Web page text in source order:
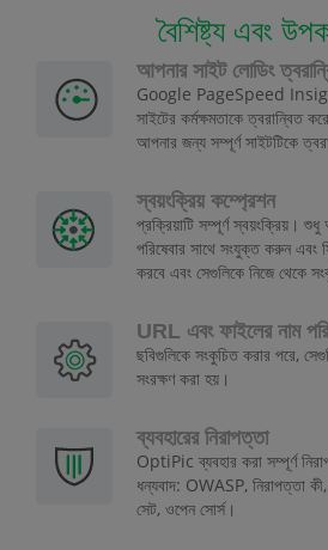
বৈশিষ্ট্য এবং
আপনার সাইট লোডিং
Google PageSpeed
সাইটের কর্মক্ষমতাকে ত্বরান্বিত
আপনার জন্য সম্পূর্ণ সাইটটিকে
স্বয়ংক্রিয় কম্প্রেশন
প্রক্রিয়াটি সম্পূর্ণ স্বয়ংক্রিয়।
পরিষেবার সাথে সংযুক্ত করুন এবং
করবে এবং সেগুলিকে নিজে থেকে
URL এবং ফাইলের নাম
ছবিগুলিকে সংকুচিত করার পরে,
সংরক্ষণ করা হয়।
ব্যবহারের নিরাপত্তা
OptiPic ব্যবহার করা সম্পূর্ণ
ধন্যবাদ: OWASP, নিরাপত্তা কী,
সেট, ওপেন সোর্স।